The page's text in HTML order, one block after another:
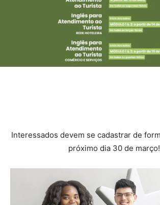
Interessados devem se cadastrar de
próximo dia 30 de março!